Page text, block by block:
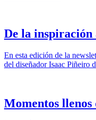
De la inspiración
En esta edición de la
del diseñador Isaac Piñeiro
Momentos llenos